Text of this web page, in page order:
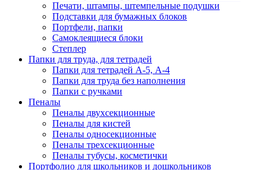
Печати, штампы, штемпельные подушки
Подставки для бумажных блоков
Портфели, папки
Самоклеящиеся блоки
Степлер
Папки для труда, для тетрадей
Папки для тетрадей А-5, А-4
Папки для труда без наполнения
Папки с ручками
Пеналы
Пеналы двухсекционные
Пеналы для кистей
Пеналы односекционные
Пеналы трехсекционные
Пеналы тубусы, косметички
Портфолио для школьников и дошкольников